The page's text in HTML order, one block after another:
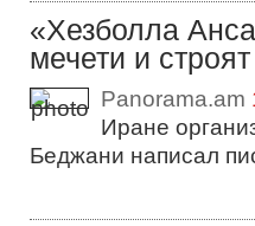
«Хезболла
мечети и
Panorama.am
Иране
Беджани написал